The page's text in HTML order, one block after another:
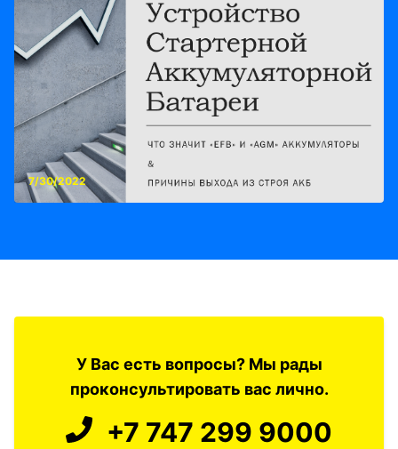
7/30/2022
У Вас есть вопросы? Мы рады
проконсультировать вас лично.
+7 747 299 9000